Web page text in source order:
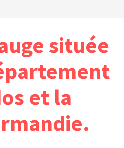
située
et la